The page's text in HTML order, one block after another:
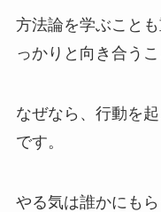
方法論を学ぶこと
っかりと向き合う
なぜなら、行動を起
です。
やる気は誰かにも